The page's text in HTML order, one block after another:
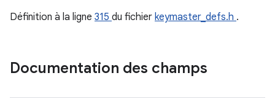
Définition à la ligne 315 du fichier keymaster_defs.h .
Documentation des champs